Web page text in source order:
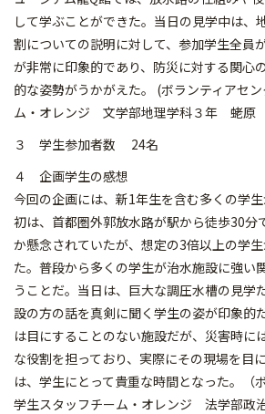
して学ぶことができた。当日の見学中は、
割についての説明に対して、参加学生全員
が非常に印象的であり、防災に対する関心
的な姿勢がうかがえた。 (ボランティアセ
ム・オレンジ 文学部地理学科３年 蛯原
３ 学生参加者数 24名
４ 企画学生の感想
今回の企画には、新1年生を含む多くの学
初は、首都圏外郭放水路が駅から徒歩30分
か懸念されていたが、想定の3倍以上の学
た。普段から多くの学生が治水施設に強い
うことだ。当日は、巨大な調圧水槽の見学
設の方の話を真剣に聞く学生の姿が印象的
は目にすることのない施設だが、災害時に
な役割を担っており、実際にその現場を目
は、学生にとって貴重な時間となった。（
学生スタッフチーム・オレンジ 法学部